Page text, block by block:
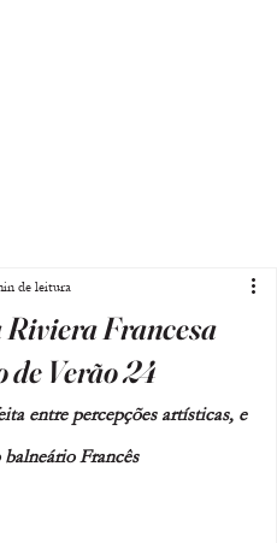
Francesa
Verão 24
de leitura
entre percepções artísticas, e
Francês